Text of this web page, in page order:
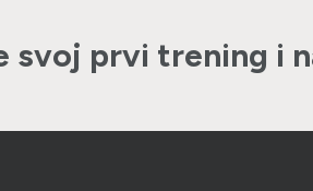
svoj prvi trening i